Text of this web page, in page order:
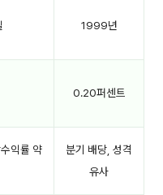
1999년
0.20퍼센트
익률 약
분기 배당, 성격
유사